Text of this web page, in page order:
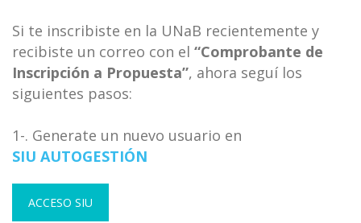
Si te inscribiste en la UNaB recientemente y
recibiste un correo con el “Comprobante de
Inscripción a Propuesta”, ahora seguí los
siguientes pasos:
1-. Generate un nuevo usuario en
SIU AUTOGESTIÓN
ACCESO SIU